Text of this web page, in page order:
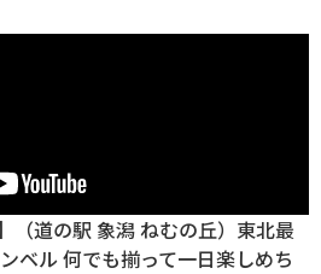
（道の駅 象潟 ねむの丘）東北最
ベル 何でも揃って一日楽しめち